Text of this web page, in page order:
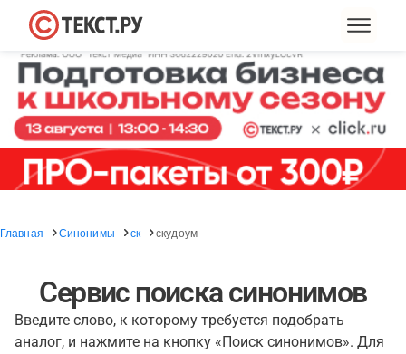
Главная Синонимы ск скудоум
Сервис поиска синонимов
Введите слово, к которому требуется подобрать
аналог, и нажмите на кнопку «Поиск синонимов». Для